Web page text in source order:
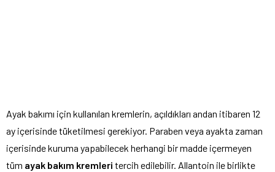
Ayak bakımı için kullanılan kremlerin, açıldıkları andan itibaren 12
ay içerisinde tüketilmesi gerekiyor. Paraben veya ayakta zaman
içerisinde kuruma yapabilecek herhangi bir madde içermeyen
tüm ayak bakım kremleri tercih edilebilir. Allantoin ile birlikte